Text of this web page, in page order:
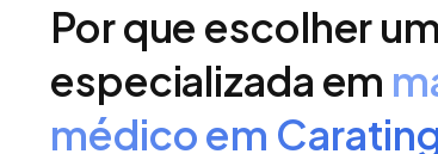
Por que escolher
especializada em
médico em